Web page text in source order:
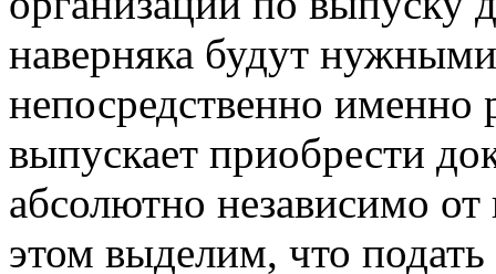
наверняка будут
непосредственно именно
выпускает приобрести
абсолютно независимо
этом выделим, что подать